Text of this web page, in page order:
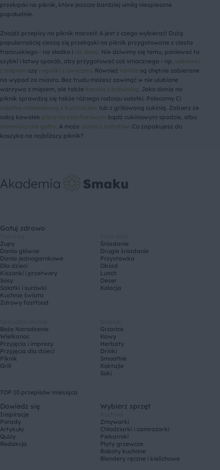
przekąski na piknik, które jeszcze bardziej umilą niespieszne
popołudnie.
Znajdź przepisy na piknik marzeń! A jest z czego wybierać! Dużą
popularnością cieszą się przekąski na piknik przygotowane z ciasta
francuskiego - na słodko i na słono . Nie dziwimy się temu, ponieważ to
szybki i łatwy sposób, aby przygotować coś smacznego - np. sakiewki
z mięsem czy rogaliki z owocami . Również tortille są chętnie zabierane
na wypad za miasto. Bez trudu możesz zawinąć w nie ulubione
warzywa z mięsem, ale także kaczkę z botwinką . Jako dania na
piknik sprawdzą się także różnego rodzaju sałatki. Polecamy Ci
sałatkę naleśnikową z kurczakiem lub z grillowaną cukinią. Zabierz ze
sobą kawałek pizzy na kalafiorowym bądź cukiniowym spodzie, albo
ziemniaczane gofry . A może ciasto z batatów! Co zapakujesz do
koszyka na najbliższy piknik?
Gotuj zdrowo
Zupy
Dania główne
Dania jednogarnkowe
Dla dzieci
Kiszonki i przetwory
Sosy
Sałatki i surówki
Kuchnie świata
Zdrowy fastfood
Śniadanie
Drugie śniadanie
Przystawka
Obiad
Lunch
Deser
Kolacja
Boże Narodzenie
Wielkanoc
Przyjęcia i imprezy
Przyjęcia dla dzieci
Piknik
Grill
Grzańce
Kawy
Herbaty
Drinki
Smoothie
Koktajle
Soki
TOP 10 przepisów miesiąca
Dowiedz się
Inspiracje
Porady
Artykuły
Quizy
Redakcja
Wybierz sprzęt
Zmywarki
Chłodziarki i zamrażarki
Piekarniki
Płyty grzewcze
Roboty kuchnne
Blendery ręczne i kielichowe